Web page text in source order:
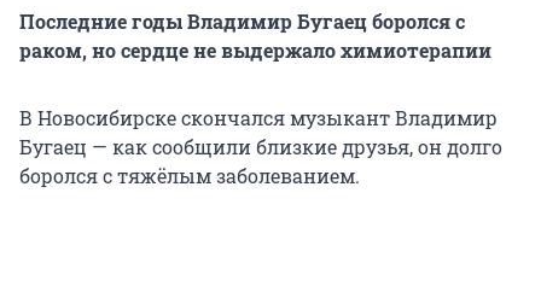
Последние годы Владимир Бугаец боролся с
раком, но сердце не выдержало химиотерапии
В Новосибирске скончался музыкант Владимир
Бугаец — как сообщили близкие друзья, он долго
боролся с тяжёлым заболеванием.